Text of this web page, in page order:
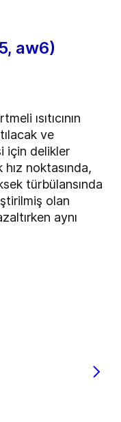
aw6)
ısıtıcının
ve
için delikler
hız noktasında,
türbülansında
olan
aynı